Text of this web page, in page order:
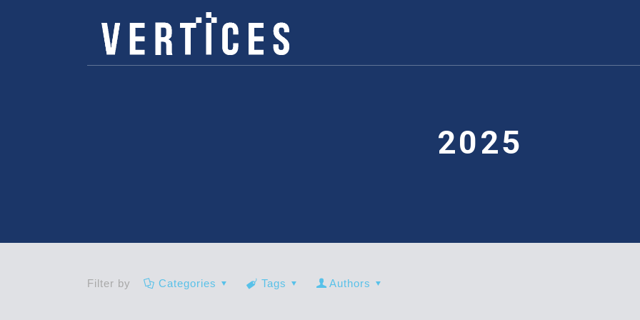
2025
Filter by Categories Tags Authors